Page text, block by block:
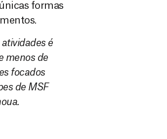
formas
é
menos de
focados
de MSF